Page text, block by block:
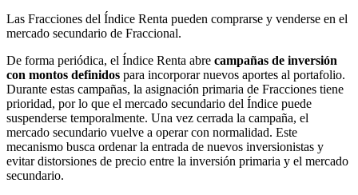
Las Fracciones del Índice Renta pueden comprarse y venderse en el
mercado secundario de Fraccional.
De forma periódica, el Índice Renta abre campañas de inversión
con montos definidos para incorporar nuevos aportes al portafolio.
Durante estas campañas, la asignación primaria de Fracciones tiene
prioridad, por lo que el mercado secundario del Índice puede
suspenderse temporalmente. Una vez cerrada la campaña, el
mercado secundario vuelve a operar con normalidad. Este
mecanismo busca ordenar la entrada de nuevos inversionistas y
evitar distorsiones de precio entre la inversión primaria y el mercado
secundario.